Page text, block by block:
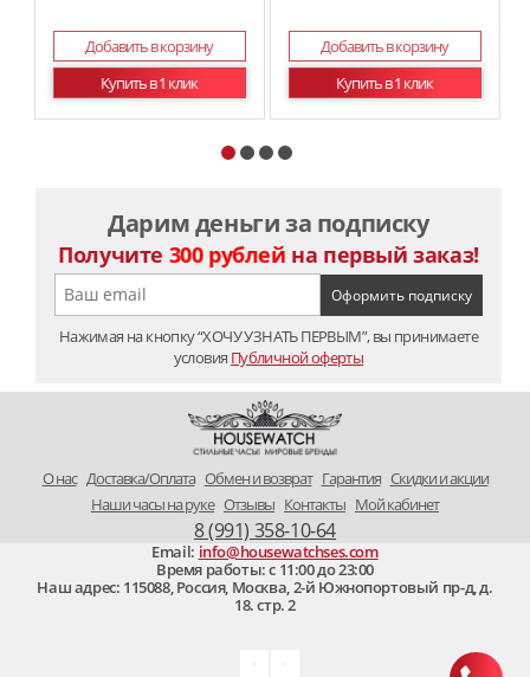
Добавить в корзину
Купить в 1 клик
Добавить в корзину
Купить в 1 клик
Дарим деньги за подписку
Получите 300 рублей на первый заказ!
Нажимая на кнопку “ХОЧУ УЗНАТЬ ПЕРВЫМ”, вы принимаете
условия Публичной оферты
O нас Доставка/Оплата Обмен и возврат Гарантия Скидки и акции
Наши часы на руке Отзывы Контакты Мой кабинет
8 (991) 358-10-64
Email: info@housewatchses.com
Время работы: c 11:00 до 23:00
Наш адрес: 115088, Россия, Москва 2-й Южнопортовый пр-д, д.
18. стр. 2